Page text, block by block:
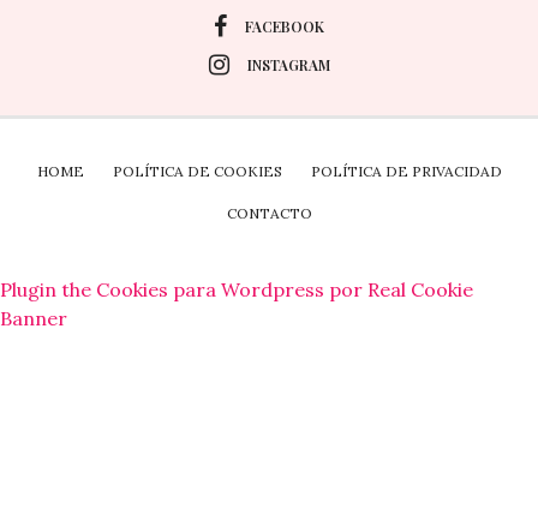
FACEBOOK
INSTAGRAM
HOME POLÍTICA DE COOKIES POLÍTICA DE PRIVACIDAD
CONTACTO
Plugin the Cookies para Wordpress por Real Cookie
Banner